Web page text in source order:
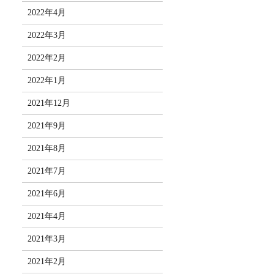
2022年4月
2022年3月
2022年2月
2022年1月
2021年12月
2021年9月
2021年8月
2021年7月
2021年6月
2021年4月
2021年3月
2021年2月